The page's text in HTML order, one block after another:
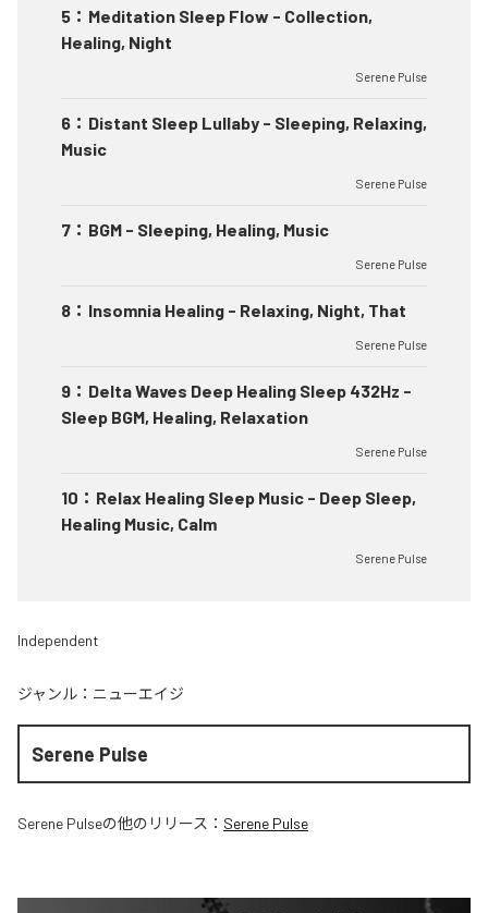
5 ： Meditation Sleep Flow - Collection,
Healing, Night
Serene Pulse
6 ： Distant Sleep Lullaby - Sleeping, Relaxing,
Music
Serene Pulse
7 ： BGM - Sleeping, Healing, Music
Serene Pulse
8 ： Insomnia Healing - Relaxing, Night, That
Serene Pulse
9 ： Delta Waves Deep Healing Sleep 432Hz -
Sleep BGM, Healing, Relaxation
Serene Pulse
10 ： Relax Healing Sleep Music - Deep Sleep,
Healing Music, Calm
Serene Pulse
Independent
ジャンル： ニューエイジ
Serene Pulse
Serene Pulseの他のリリース： Serene Pulse